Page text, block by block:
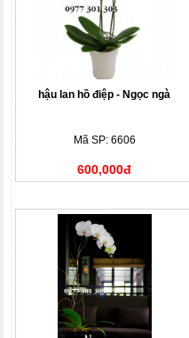
hậu lan hồ điệp - Ngọc ngà
Mã SP: 6606
600,000đ